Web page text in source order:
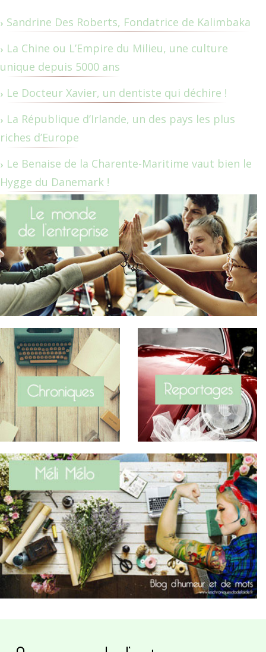
Sandrine Des Roberts, Fondatrice de Kalimbaka
La Chine ou L’Empire du Milieu, une culture
unique depuis 5000 ans
Le Docteur Xavier, un dentiste qui déchire !
La République d’Irlande, un des pays les plus
riches d’Europe
Le Benaise de la Charente-Maritime vaut bien le
Hygge du Danemark !